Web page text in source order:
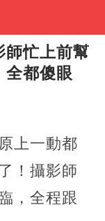
師忙上前幫
全都傻眼
上一動都
！攝影師
，全程跟